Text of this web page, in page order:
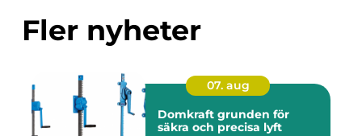
Fler nyheter
07. aug
Domkraft grunden för
säkra och precisa lyft